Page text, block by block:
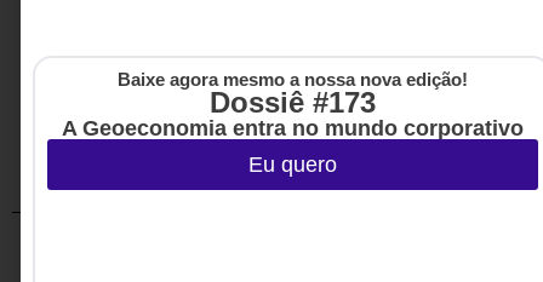
Baixe agora mesmo a nossa nova edição!
Dossiê #173
A Geoeconomia entra no mundo corporativo
Eu quero